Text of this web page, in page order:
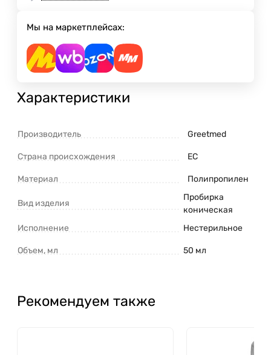
Мы на маркетплейсах:
Характеристики
Производитель Greetmed
Страна происхождения ЕС
Материал Полипропилен
Вид изделия
Пробирка
коническая
Исполнение
Нестерильное
Объем, мл 50 мл
Рекомендуем также